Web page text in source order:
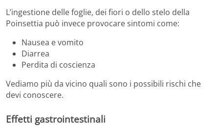
L’ingestione delle foglie, dei fiori o dello stelo della
Poinsettia può invece provocare sintomi come:
Nausea e vomito
Diarrea
Perdita di coscienza
Vediamo più da vicino quali sono i possibili rischi che
devi conoscere.
Effetti gastrointestinali